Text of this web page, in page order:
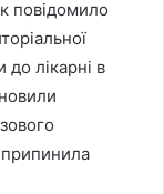
повідомило
лікарні в